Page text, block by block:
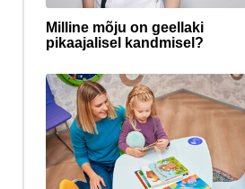
Milline mõju on geellaki
pikaajalisel kandmisel?